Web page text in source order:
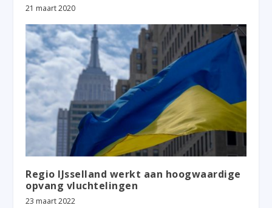
21 maart 2020
Regio IJsselland werkt aan hoogwaardige
opvang vluchtelingen
23 maart 2022